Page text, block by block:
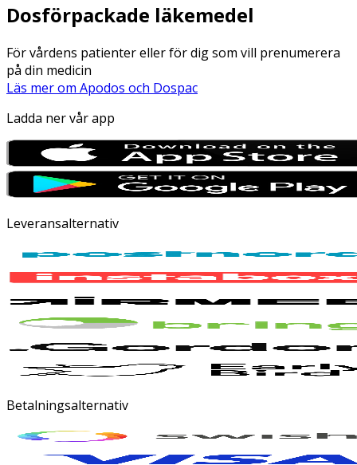
Dosförpackade läkemedel
För vårdens patienter eller för dig som vill prenumerera
på din medicin
Läs mer om Apodos och Dospac
Ladda ner vår app
Leveransalternativ
Betalningsalternativ